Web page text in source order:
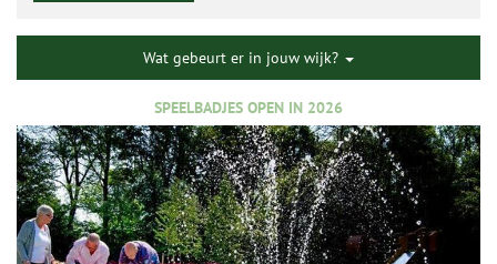
Wat gebeurt er in jouw wijk?
SPEELBADJES OPEN IN 2026